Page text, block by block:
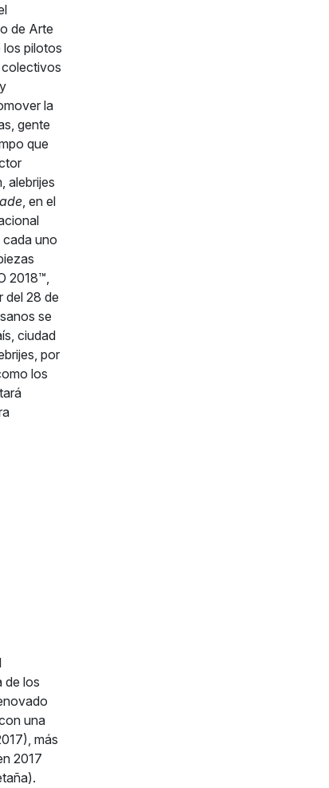
de Arte
los pilotos
la
gente
que
alebrijes
, en el
uno
2018™,
del 28 de
se
ciudad
por
los
de los
una
más
2017